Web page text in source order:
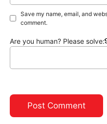
Save my name, email, and
comment.
Are you human? Please solve: